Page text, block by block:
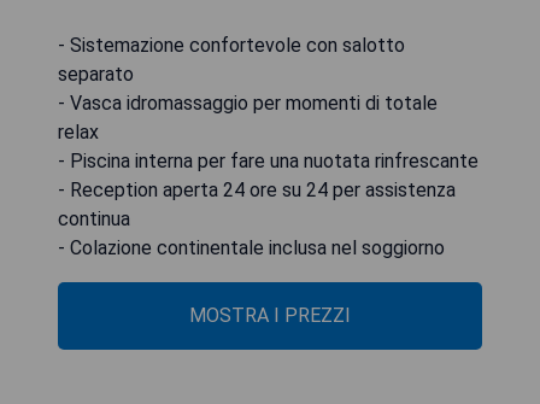
- Sistemazione confortevole con salotto
separato
- Vasca idromassaggio per momenti di totale
relax
- Piscina interna per fare una nuotata rinfrescante
- Reception aperta 24 ore su 24 per assistenza
continua
- Colazione continentale inclusa nel soggiorno
MOSTRA I PREZZI